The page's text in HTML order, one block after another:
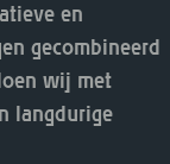
en
gecombineerd
wij met
langdurige